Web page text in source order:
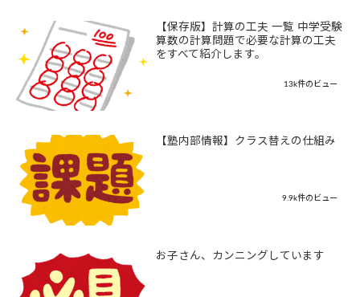
【保存版】計算の工夫 一覧 中学受験
算数の計算問題で必要な計算の工夫
をすべて紹介します。
13k件のビュー
【塾内部情報】クラス替えの仕組み
9.9k件のビュー
お子さん、カンニングしています